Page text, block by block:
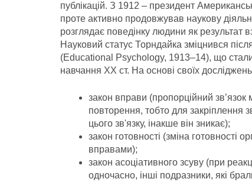
публікацій. З 1912 – президент
проте активно продовжував наукову
розглядає поведінку людини як результат
Науковий статус Торндайка зміцнився
(Educational Psychology, 1913–14), що
навчання ХХ ст. На основі своїх досліджень
закон вправи (пропорційний зв’язок
повторення, тобто для закріплення
цього зв'язку, інакше він зникає);
закон готовності (зміна готовності
вправами);
закон асоціативного зсуву (при
одночасно, інші подразники, які